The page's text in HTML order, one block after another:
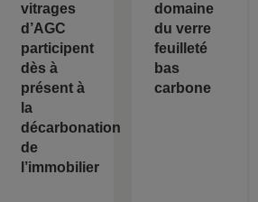
vitrages
d’AGC
participent
dès à
présent à
la
décarbonation
de
l’immobilier
domaine
du verre
feuilleté
bas
carbone